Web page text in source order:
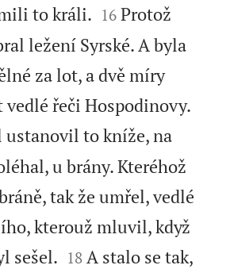
to králi. 

16 Protož
ležení Syrské. A byla
za lot, a dvě míry
vedlé řeči Hospodinovy.
ustanovil to kníže, na
u brány. Kteréhož
tak že umřel, vedlé
kterouž mluvil, když
sešel. 

18 A stalo se tak,